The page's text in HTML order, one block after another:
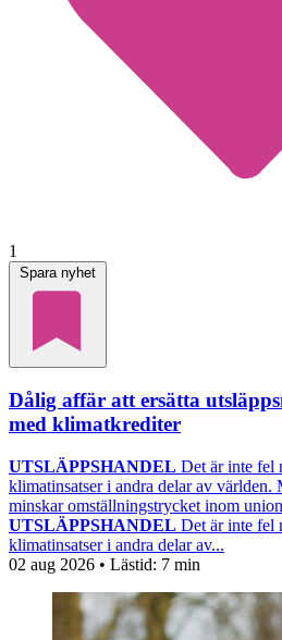
1
Spara nyhet
Dålig affär att ersätta
med klimatkrediter
UTSLÄPPSHANDEL Det är inte fel
klimatinsatser i andra delar av världen.
minskar omställningstrycket inom
UTSLÄPPSHANDEL Det är inte fel
klimatinsatser i andra delar av...
02 aug 2026 • Lästid: 7 min